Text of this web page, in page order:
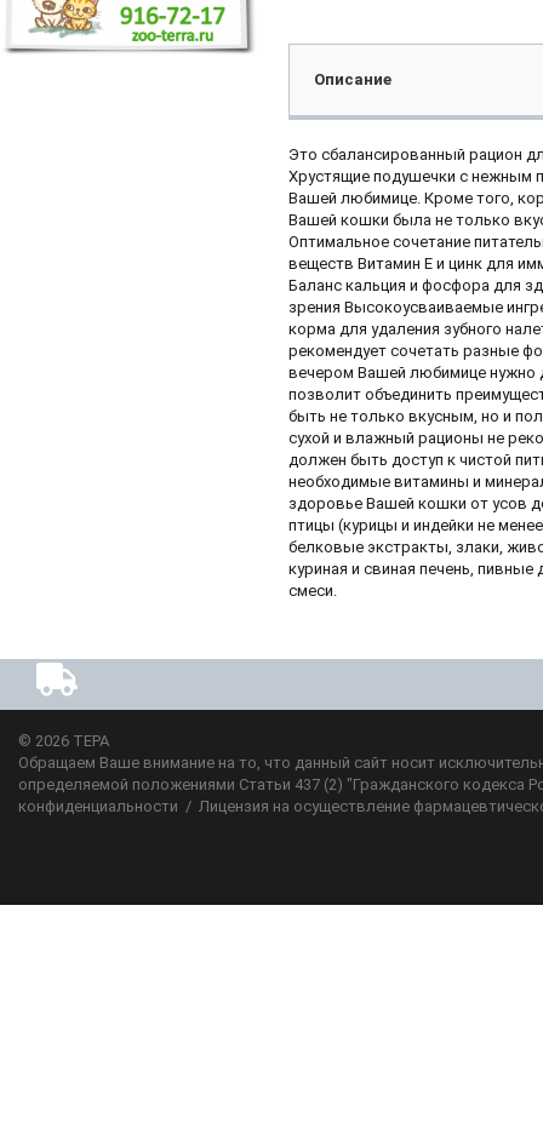
Описание
Это сбалансированный рацион
Хрустящие подушечки с нежным
Вашей любимице. Кроме того,
Вашей кошки была не только
Оптимальное сочетание
веществ Витамин Е и цинк для
Баланс кальция и фосфора для
зрения Высокоусваиваемые
корма для удаления зубного
рекомендует сочетать разные
вечером Вашей любимице нужно
позволит объединить
быть не только вкусным, но и
сухой и влажный рационы не
должен быть доступ к чистой
необходимые витамины и
здоровье Вашей кошки от усов
птицы (курицы и индейки не
белковые экстракты, злаки,
куриная и свиная печень,
смеси.
© 2026 ТЕРА
Обращаем Ваше внимание на то, что данный сайт носит
определяемой положениями Статьи 437 (2) "Гражданского кодекса
конфиденциальности / Лицензия на осуществление